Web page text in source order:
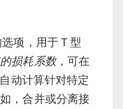
项，用于 T 型
损耗系数，可在
动计算针对特定
，合并或分离接